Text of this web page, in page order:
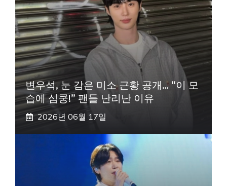
변우석, 눈 감은 미소 근황 공개… “이 모
습에 심쿵!” 팬들 난리난 이유
2026년 06월 17일